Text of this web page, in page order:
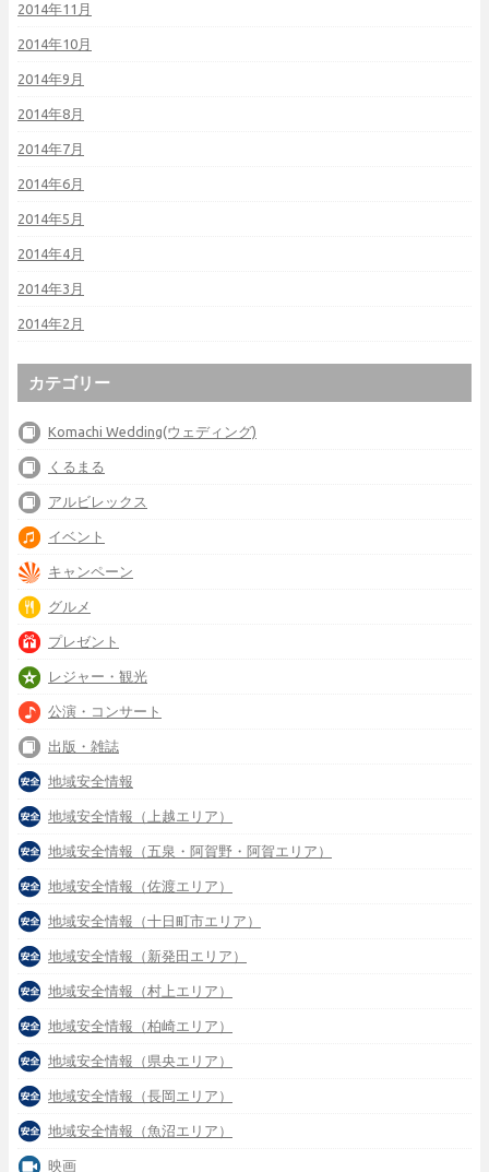
2014年11月
2014年10月
2014年9月
2014年8月
2014年7月
2014年6月
2014年5月
2014年4月
2014年3月
2014年2月
カテゴリー
Komachi Wedding(ウェディング)
くるまる
アルビレックス
イベント
キャンペーン
グルメ
プレゼント
レジャー・観光
公演・コンサート
出版・雑誌
地域安全情報
地域安全情報（上越エリア）
地域安全情報（五泉・阿賀野・阿賀エリア）
地域安全情報（佐渡エリア）
地域安全情報（十日町市エリア）
地域安全情報（新発田エリア）
地域安全情報（村上エリア）
地域安全情報（柏崎エリア）
地域安全情報（県央エリア）
地域安全情報（長岡エリア）
地域安全情報（魚沼エリア）
映画